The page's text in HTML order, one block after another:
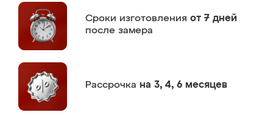
Сроки изготовления от 7 дней
после замера
Рассрочка на 3, 4, 6 месяцев